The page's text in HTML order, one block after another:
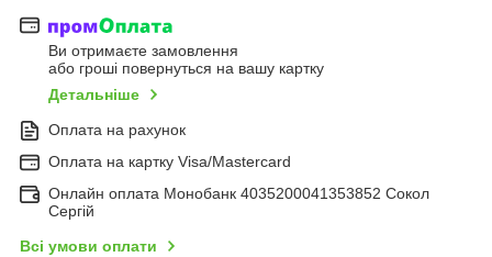
Ви отримаєте замовлення
або гроші повернуться на вашу картку
Детальніше
Оплата на рахунок
Оплата на картку Visa/Mastercard
Онлайн оплата Монобанк 4035200041353852 Сокол
Сергій
Всі умови оплати